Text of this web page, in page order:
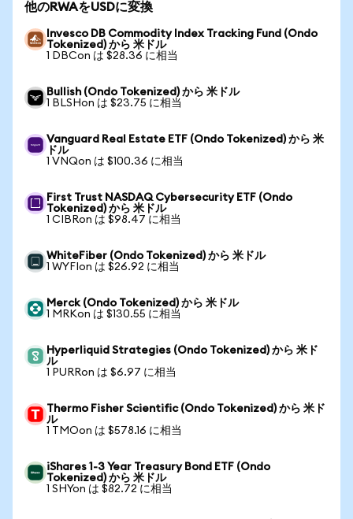
他のRWAをUSDに変換
Invesco DB Commodity Index Tracking Fund (Ondo
Tokenized) から 米ドル
1 DBCon は $28.36 に相当
Bullish (Ondo Tokenized) から 米ドル
1 BLSHon は $23.75 に相当
Vanguard Real Estate ETF (Ondo Tokenized) から 米
ドル
1 VNQon は $100.36 に相当
First Trust NASDAQ Cybersecurity ETF (Ondo
Tokenized) から 米ドル
1 CIBRon は $98.47 に相当
WhiteFiber (Ondo Tokenized) から 米ドル
1 WYFIon は $26.92 に相当
Merck (Ondo Tokenized) から 米ドル
1 MRKon は $130.55 に相当
Hyperliquid Strategies (Ondo Tokenized) から 米ド
ル
1 PURRon は $6.97 に相当
Thermo Fisher Scientific (Ondo Tokenized) から 米ド
ル
1 TMOon は $578.16 に相当
iShares 1-3 Year Treasury Bond ETF (Ondo
Tokenized) から 米ドル
1 SHYon は $82.72 に相当